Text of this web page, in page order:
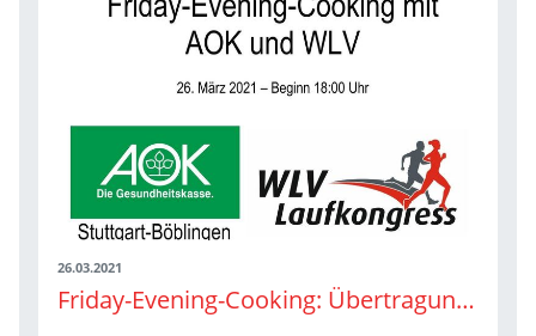
26.03.2021
Friday-Evening-Cooking: Übertragung per Livestream